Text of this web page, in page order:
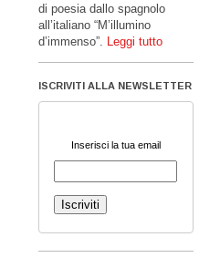
di poesia dallo spagnolo
all’italiano “M’illumino
d’immenso”.
Leggi tutto
ISCRIVITI ALLA NEWSLETTER
Inserisci la tua email